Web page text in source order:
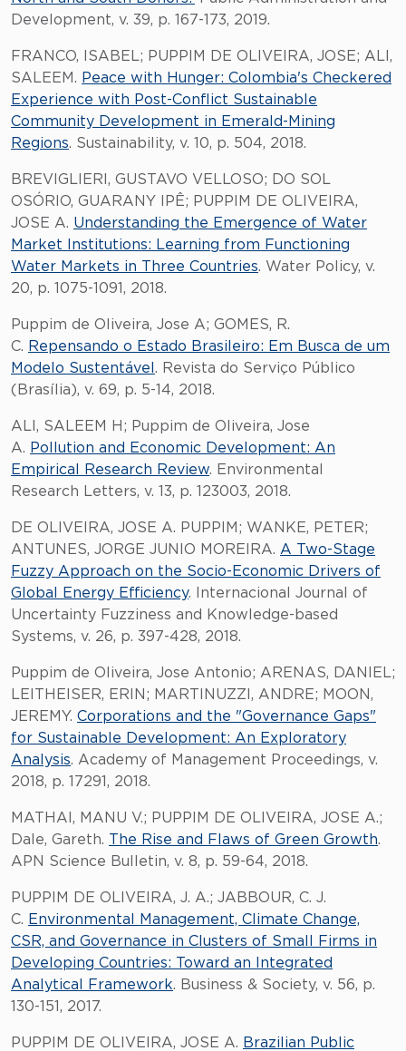
Development, v. 39, p. 167-173, 2019.
FRANCO, ISABEL; PUPPIM DE OLIVEIRA, JOSE; ALI,
SALEEM. Peace with Hunger: Colombia's Checkered
Experience with Post-Conflict Sustainable
Community Development in Emerald-Mining
Regions. Sustainability, v. 10, p. 504, 2018.
BREVIGLIERI, GUSTAVO VELLOSO; DO SOL
OSÓRIO, GUARANY IPÊ; PUPPIM DE OLIVEIRA,
JOSE A. Understanding the Emergence of Water
Market Institutions: Learning from Functioning
Water Markets in Three Countries. Water Policy, v.
20, p. 1075-1091, 2018.
Puppim de Oliveira, Jose A; GOMES, R.
C. Repensando o Estado Brasileiro: Em Busca de um
Modelo Sustentável . Revista do Serviço Público
(Brasília), v. 69, p. 5-14, 2018.
ALI, SALEEM H; Puppim de Oliveira, Jose
A. Pollution and Economic Development: An
Empirical Research Review. Environmental
Research Letters, v. 13, p. 123003, 2018.
DE OLIVEIRA, JOSE A. PUPPIM; WANKE, PETER;
ANTUNES, JORGE JUNIO MOREIRA. A Two-Stage
Fuzzy Approach on the Socio-Economic Drivers of
Global Energy Efficiency. Internacional Journal of
Uncertainty Fuzziness and Knowledge-based
Systems, v. 26, p. 397-428, 2018.
Puppim de Oliveira, Jose Antonio; ARENAS, DANIEL;
LEITHEISER, ERIN; MARTINUZZI, ANDRE; MOON,
JEREMY. Corporations and the "Governance Gaps"
for Sustainable Development: An Exploratory
Analysis. Academy of Management Proceedings, v.
2018, p. 17291, 2018.
MATHAI, MANU V.; PUPPIM DE OLIVEIRA, JOSE A.;
Dale, Gareth. The Rise and Flaws of Green Growth.
APN Science Bulletin, v. 8, p. 59-64, 2018.
PUPPIM DE OLIVEIRA, J. A.; JABBOUR, C. J.
C. Environmental Management, Climate Change,
CSR, and Governance in Clusters of Small Firms in
Developing Countries: Toward an Integrated
Analytical Framework. Business & Society, v. 56, p.
130-151, 2017.
PUPPIM DE OLIVEIRA, JOSE A. Brazilian Public